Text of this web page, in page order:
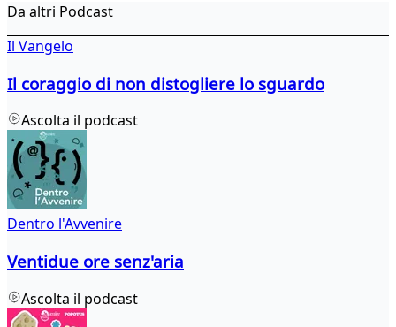
Da altri Podcast
Il Vangelo
Il coraggio di non distogliere lo sguardo
Ascolta il podcast
Dentro l'Avvenire
Ventidue ore senz'aria
Ascolta il podcast